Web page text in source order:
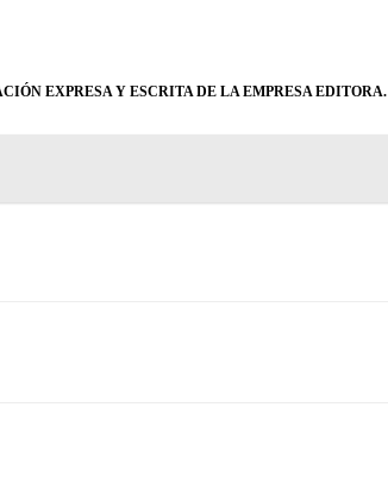
EXPRESA Y ESCRITA DE LA EMPRESA EDITORA.